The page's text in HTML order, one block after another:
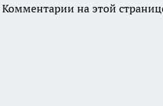
Комментарии на этой